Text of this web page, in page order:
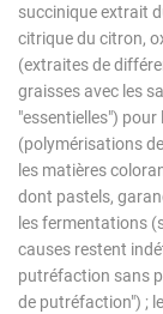
succinique extrait
citrique du citron,
(extraites de
graisses avec les
"essentielles")
(polymérisations
les matières
dont pastels,
les fermentations
causes restent
putréfaction sans
de putréfaction") ;